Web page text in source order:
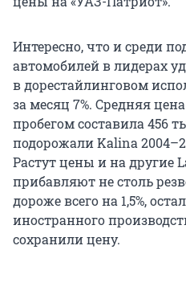
Интересно, что и среди
автомобилей в лидерах
в дорестайлинговом
за месяц 7%. Средняя
пробегом составила 456
подорожали Kalina
Растут цены и на другие
прибавляют не столь
дороже всего на 1,5%,
иностранного
сохранили цену.